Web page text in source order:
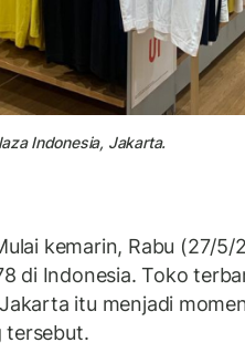
Indonesia, Jakarta.
kemarin, Rabu (27/5/
di Indonesia. Toko
Jakarta itu menjadi
tersebut.